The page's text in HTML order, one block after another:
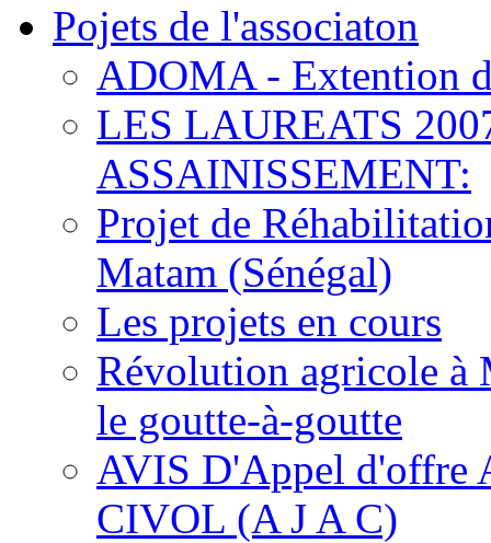
Pojets de l'associaton
ADOMA - Extention
LES LAUREATS
ASSAINISSEMENT:
Projet de
Matam (Sénégal)
Les projets en cours
Révolution agricole à
le goutte-à-goutte
AVIS D'Appel d'offre
CIVOL (A J A C)